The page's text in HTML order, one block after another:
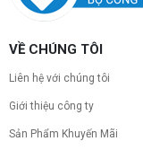
VỀ CHÚNG TÔI
Liên hệ với chúng tôi
Giới thiệu công ty
Sản Phẩm Khuyến Mãi